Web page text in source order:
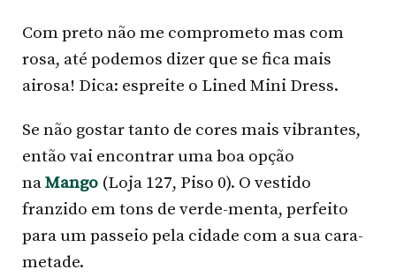
Com preto não me comprometo mas com
rosa, até podemos dizer que se fica mais
airosa! Dica: espreite o Lined Mini Dress.
Se não gostar tanto de cores mais vibrantes,
então vai encontrar uma boa opção
naMango (Loja 127, Piso 0). O vestido
franzido em tons de verde-menta, perfeito
para um passeio pela cidade com a sua cara-
metade.